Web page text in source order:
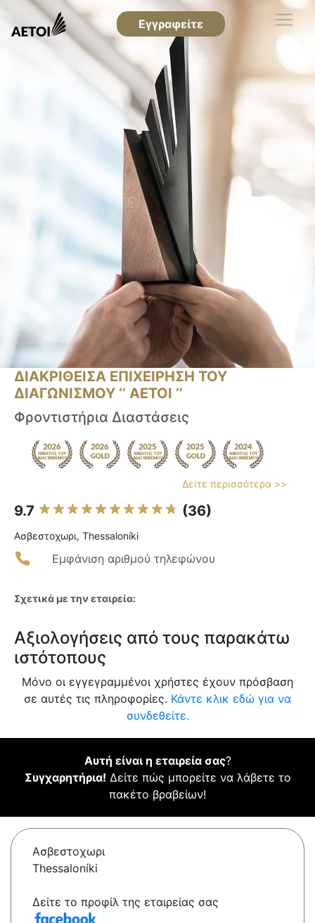
Εγγραφείτε
ΔΙΑΚΡΙΘΕΙΣΑ ΕΠΙΧΕΙΡΗΣΗ ΤΟΥ
ΔΙΑΓΩΝΙΣΜΟΥ ‘’ ΑΕΤΟΙ ‘’
Φροντιστήρια Διαστάσεις
Δείτε περισσότερα >>
9.7 (36)
Ασβεστοχωρι, Thessaloníki
Εμφάνιση αριθμού τηλεφώνου
Σχετικά με την εταιρεία:
Αξιολογήσεις από τους παρακάτω
ιστότοπους
Μόνο οι εγγεγραμμένοι χρήστες έχουν πρόσβαση
σε αυτές τις πληροφορίες. Κάντε κλικ εδώ για να
συνδεθείτε.
Αυτή είναι η εταιρεία σας?
Συγχαρητήρια! Δείτε πώς μπορείτε να λάβετε το
πακέτο βραβείων!
Ασβεστοχωρι
Thessaloníki
Δείτε το προφίλ της εταιρείας σας